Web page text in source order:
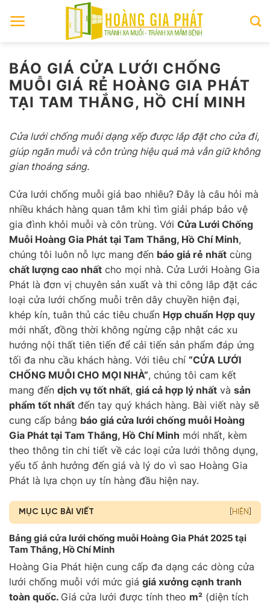
BÁO GIÁ CỬA LƯỚI CHỐNG
MUỖI GIÁ RẺ HOÀNG GIA PHÁT
TẠI TAM THẮNG, HỒ CHÍ MINH
Cửa lưới chống muỗi dạng xếp được lắp đặt cho cửa đi,
giúp ngăn muỗi và côn trùng hiệu quả mà vẫn giữ không
gian thoáng sáng.
Cửa lưới chống muỗi giá bao nhiêu? Đây là câu hỏi mà
nhiều khách hàng quan tâm khi tìm giải pháp bảo vệ
gia đình khỏi muỗi và côn trùng. Với Cửa Lưới Chống
Muỗi Hoàng Gia Phát tại Tam Thắng, Hồ Chí Minh,
chúng tôi luôn nỗ lực mang đến báo giá rẻ nhất cùng
chất lượng cao nhất cho mọi nhà. Cửa Lưới Hoàng Gia
Phát là đơn vị chuyên sản xuất và thi công lắp đặt các
loại cửa lưới chống muỗi trên dây chuyền hiện đại,
khép kín, tuân thủ các tiêu chuẩn Hợp chuẩn Hợp quy
mới nhất, đồng thời không ngừng cập nhật các xu
hướng nội thất tiên tiến để cải tiến sản phẩm đáp ứng
tối đa nhu cầu khách hàng. Với tiêu chí “CỬA LƯỚI
CHỐNG MUỖI CHO MỌI NHÀ”, chúng tôi cam kết
mang đến dịch vụ tốt nhất, giá cả hợp lý nhất và sản
phẩm tốt nhất đến tay quý khách hàng. Bài viết này sẽ
cung cấp bảng báo giá cửa lưới chống muỗi Hoàng
Gia Phát tại Tam Thắng, Hồ Chí Minh mới nhất, kèm
theo thông tin chi tiết về các loại cửa lưới thông dụng,
yếu tố ảnh hưởng đến giá và lý do vì sao Hoàng Gia
Phát là lựa chọn uy tín hàng đầu hiện nay.
MỤC LỤC BÀI VIẾT HIỆN
Bảng giá cửa lưới chống muỗi Hoàng Gia Phát 2025 tại
Tam Thắng, Hồ Chí Minh
Hoàng Gia Phát hiện cung cấp đa dạng các dòng cửa
lưới chống muỗi với mức giá giá xưởng cạnh tranh
toàn quốc. Giá cửa lưới được tính theo m² (diện tích